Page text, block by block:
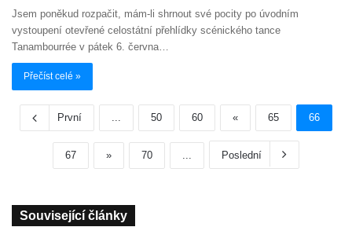
Jsem poněkud rozpačit, mám-li shrnout své pocity po úvodním
vystoupení otevřené celostátní přehlídky scénického tance
Tanambourrée v pátek 6. června…
Přečíst celé »
První 50 60 « 65 66
67 » 70 Poslední
Související články